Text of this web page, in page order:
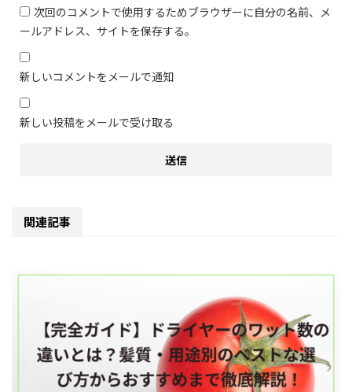
次回のコメントで使用するためブラウザーに自分の名前、メ
ールアドレス、サイトを保存する。
新しいコメントをメールで通知
新しい投稿をメールで受け取る
関連記事